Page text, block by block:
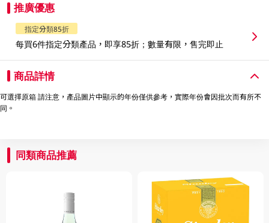
推廣優惠
指定分類85折
每買6件指定分類產品，即享85折；數量有限，售完即止
商品詳情
可選擇原箱 請注意，產品圖片中顯示的年份僅供參考，實際年份會因批次而有所不
同。
同類商品推薦